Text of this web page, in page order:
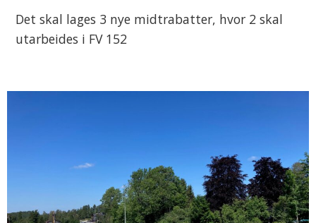
Det skal lages 3 nye midtrabatter, hvor 2 skal
utarbeides i FV 152